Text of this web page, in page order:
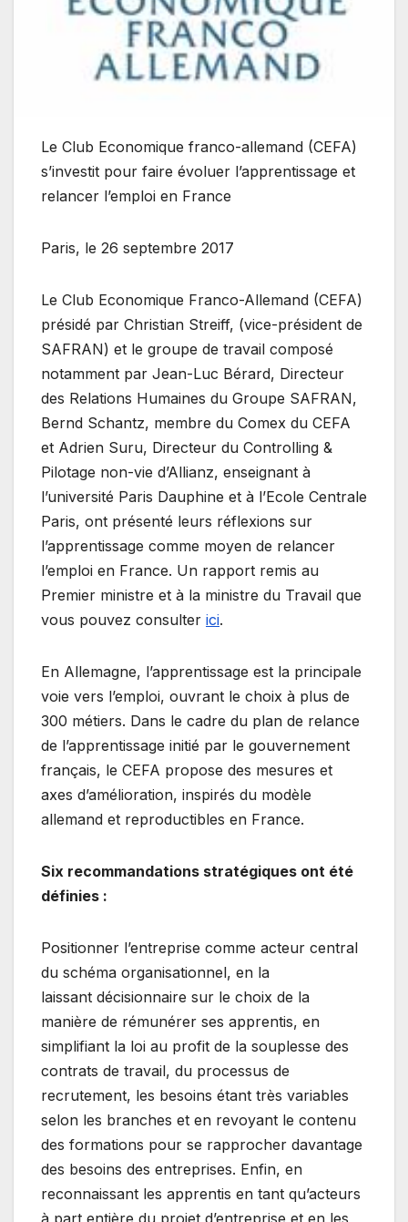
Le Club Economique franco-allemand (CEFA)
s’investit pour faire évoluer l’apprentissage et
relancer l’emploi en France
Paris, le 26 septembre 2017
Le Club Economique Franco-Allemand (CEFA)
présidé par Christian Streiff, (vice-président de
SAFRAN) et le groupe de travail composé
notamment par Jean-Luc Bérard, Directeur
des Relations Humaines du Groupe SAFRAN,
Bernd Schantz, membre du Comex du CEFA
et Adrien Suru, Directeur du Controlling &
Pilotage non-vie d’Allianz, enseignant à
l’université Paris Dauphine et à l’Ecole Centrale
Paris, ont présenté leurs réflexions sur
l’apprentissage comme moyen de relancer
l’emploi en France. Un rapport remis au
Premier ministre et à la ministre du Travail que
vous pouvez consulter ici.
En Allemagne, l’apprentissage est la principale
voie vers l’emploi, ouvrant le choix à plus de
300 métiers. Dans le cadre du plan de relance
de l’apprentissage initié par le gouvernement
français, le CEFA propose des mesures et
axes d’amélioration, inspirés du modèle
allemand et reproductibles en France.
Six recommandations stratégiques ont été
définies :
Positionner l’entreprise comme acteur central
du schéma organisationnel, en la
laissant décisionnaire sur le choix de la
manière de rémunérer ses apprentis, en
simplifiant la loi au profit de la souplesse des
contrats de travail, du processus de
recrutement, les besoins étant très variables
selon les branches et en revoyant le contenu
des formations pour se rapprocher davantage
des besoins des entreprises. Enfin, en
reconnaissant les apprentis en tant qu’acteurs